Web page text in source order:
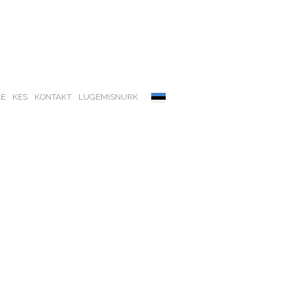
KES KONTAKT LUGEMISNURK